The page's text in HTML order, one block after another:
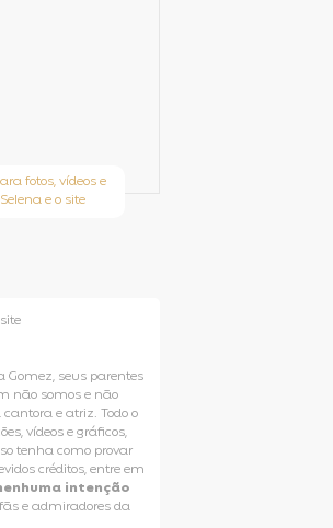
fotos, vídeos e
e o site
Gomez, seus parentes
não somos e não
e atriz. Todo o
vídeos e gráficos,
tenha como provar
créditos, entre em
intenção
e admiradores da